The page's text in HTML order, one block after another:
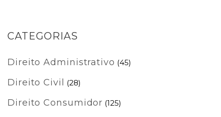
CATEGORIAS
Direito Administrativo (45)
Direito Civil (28)
Direito Consumidor (125)